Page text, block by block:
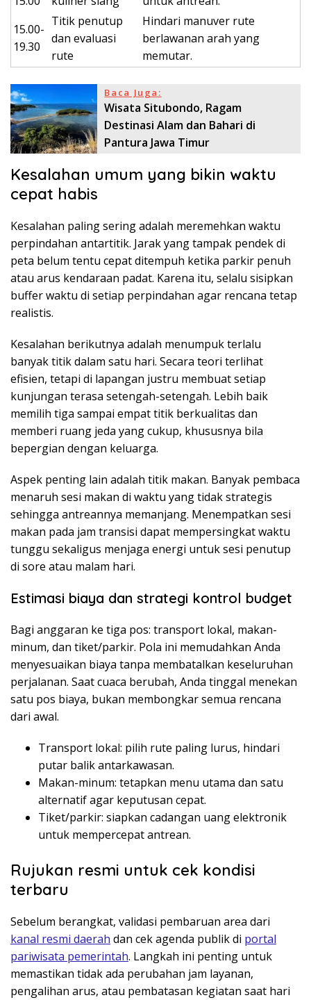
15.00-
19.30
Titik penutup
dan evaluasi
rute
Hindari manuver rute
berlawanan arah yang
memutar.
Baca Juga:
Wisata Situbondo, Ragam
Destinasi Alam dan Bahari di
Pantura Jawa Timur
Kesalahan umum yang bikin waktu
cepat habis
Kesalahan paling sering adalah meremehkan waktu
perpindahan antartitik. Jarak yang tampak pendek di
peta belum tentu cepat ditempuh ketika parkir penuh
atau arus kendaraan padat. Karena itu, selalu sisipkan
buffer waktu di setiap perpindahan agar rencana tetap
realistis.
Kesalahan berikutnya adalah menumpuk terlalu
banyak titik dalam satu hari. Secara teori terlihat
efisien, tetapi di lapangan justru membuat setiap
kunjungan terasa setengah-setengah. Lebih baik
memilih tiga sampai empat titik berkualitas dan
memberi ruang jeda yang cukup, khususnya bila
bepergian dengan keluarga.
Aspek penting lain adalah titik makan. Banyak pembaca
menaruh sesi makan di waktu yang tidak strategis
sehingga antreannya memanjang. Menempatkan sesi
makan pada jam transisi dapat mempersingkat waktu
tunggu sekaligus menjaga energi untuk sesi penutup
di sore atau malam hari.
Estimasi biaya dan strategi kontrol budget
Bagi anggaran ke tiga pos: transport lokal, makan-
minum, dan tiket/parkir. Pola ini memudahkan Anda
menyesuaikan biaya tanpa membatalkan keseluruhan
perjalanan. Saat cuaca berubah, Anda tinggal menekan
satu pos biaya, bukan membongkar semua rencana
dari awal.
Transport lokal: pilih rute paling lurus, hindari
putar balik antarkawasan.
Makan-minum: tetapkan menu utama dan satu
alternatif agar keputusan cepat.
Tiket/parkir: siapkan cadangan uang elektronik
untuk mempercepat antrean.
Rujukan resmi untuk cek kondisi
terbaru
Sebelum berangkat, validasi pembaruan area dari
kanal resmi daerah dan cek agenda publik di portal
pariwisata pemerintah. Langkah ini penting untuk
memastikan tidak ada perubahan jam layanan,
pengalihan arus, atau pembatasan kegiatan saat hari